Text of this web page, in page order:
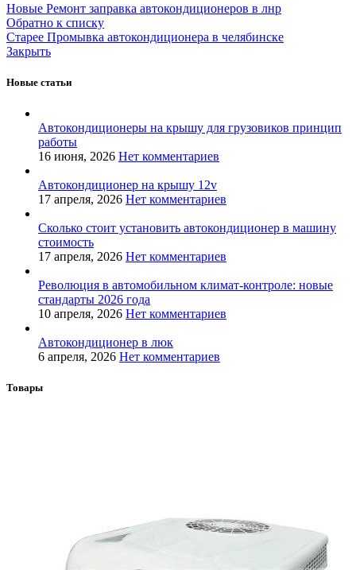
Новые Ремонт заправка автокондиционеров в лнр
Обратно к списку
Старее Промывка автокондиционера в челябинске
Закрыть
Новые статьи
Автокондиционеры на крышу для грузовиков принцип
работы
16 июня, 2026 Нет комментариев
Автокондиционер на крышу 12v
17 апреля, 2026 Нет комментариев
Сколько стоит установить автокондиционер в машину
стоимость
17 апреля, 2026 Нет комментариев
Революция в автомобильном климат-контроле: новые
стандарты 2026 года
10 апреля, 2026 Нет комментариев
Автокондиционер в люк
6 апреля, 2026 Нет комментариев
Товары